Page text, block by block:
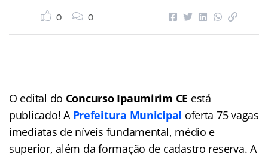
0 0
O edital do Concurso Ipaumirim CE está
publicado! A Prefeitura Municipal oferta 75 vagas
imediatas de níveis fundamental, médio e
superior, além da formação de cadastro reserva. A